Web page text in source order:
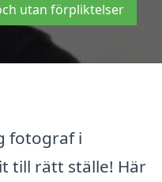
utan förpliktelser
fotograf i
till rätt ställe! Här